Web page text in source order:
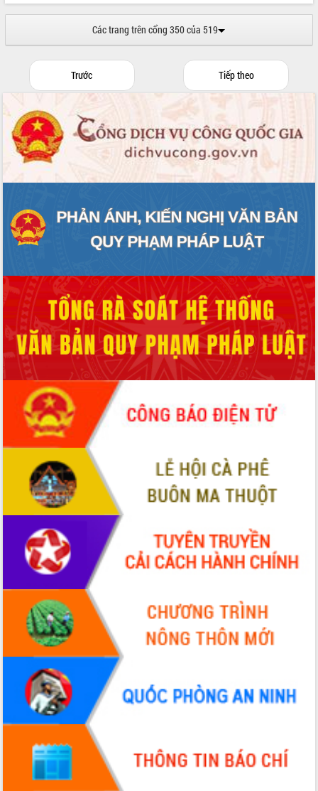
Ứng dụng sinh trắc học - Bước tiến
Đắk Lắk nâng cao hiệu quả công tác
Đắk Lắk đẩy mạnh nuôi biển công
nghệ, hướng tới phát triển thủy sản
bền vững
Tập huấn nâng cao năng lực triển khai
chuyển đổi số cho cán bộ, công chức
Đắk Lắk phát động hưởng ứng Ngày
Quyền của người tiêu dùng Việt Nam
2026
tâm đạt được mục tiêu tăng trưởng
hai con số trong năm 2026
Tổ chức trang trọng Lễ hội Đền thờ
Lương Văn Chánh năm 2026
Phó Bí thư Tỉnh ủy Đắk Lắk Đỗ Hữu
Huy giữ chức Bí thư Đảng ủy Ủy Ban
Nhân dân tỉnh
Bệnh án điện tử thúc đẩy chuyển đổi
số y tế tại Đắk Lắk
Chuyển đổi số thư viện: Mở rộng
không gian tri thức trong thời đại số
Đánh giá, rút kinh nghiệm công tác tổ
chức diễn tập trước ngày bầu cử
Chương trình “Gặp gỡ hữu nghị –
Friendship Meeting New Year 2026”
Bầu cử Quốc hội và HĐND: Cử tri Đắk
Lắk gửi gắm niềm tin, kỳ vọng vào lá
phiếu
Đắk Lắk sẵn sàng các điều kiện cho
Ngày hội bầu cử đại biểu Quốc hội
khóa XVI và HĐND các cấp nhiệm kỳ
2026-2031
Đảm bảo cuộc bầu cử đại biểu Quốc
hội và đại biểu HĐND các cấp diễn ra
an toàn, hiệu quả, đúng quy định
Thủ tướng Chính phủ Phạm Minh Chính
kiểm tra, chỉ đạo hoàn thành các dự
án cao tốc và thăm khu tái định cư tại
Đắk Lắk
Sôi nổi Hội đua ngựa truyền thống Gò
Thì Thùng mừng Xuân Bính Ngọ 2026
Lãnh đạo tỉnh dâng hương tưởng niệm
tại Đập Đồng Cam đầu Xuân Bính Ngọ
Ngành nông nghiệp phấn đấu tăng
Các trang trên cổng 350 của 519
Trước Tiếp theo